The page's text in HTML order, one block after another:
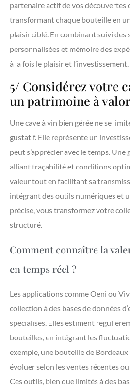
partenaire actif de vos
transformant chaque bouteille en
plaisir ciblé. En combinant suivi des
personnalisées et mémoire des
à la fois le plaisir et l’investissement.
5/ Considérez votre
un patrimoine à
Une cave à vin bien gérée ne se
gustatif. Elle représente un
peut s’apprécier avec le temps.
alliant traçabilité et conditions
valeur tout en facilitant sa
intégrant des outils numériques et
précise, vous transformez votre
structuré.
Comment connaître la
en temps réel ?
Les applications comme Oeni ou
collection à des bases de données
spécialisés. Elles estiment
bouteilles, en intégrant les
exemple, une bouteille de
évoluer selon les ventes récentes
Ces outils, bien que limités à des